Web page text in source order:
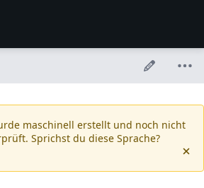
maschinell erstellt und noch nicht
Sprichst du diese Sprache?